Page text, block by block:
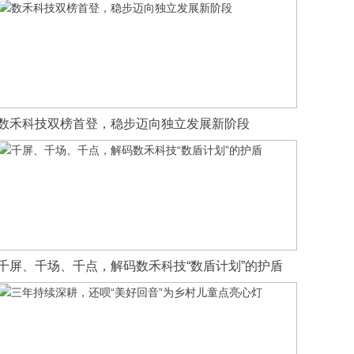
禾科技双榜首登，稳步迈向独立发展新阶段
屏、千场、千点，解码数禾科技“数盾计划”的护盾